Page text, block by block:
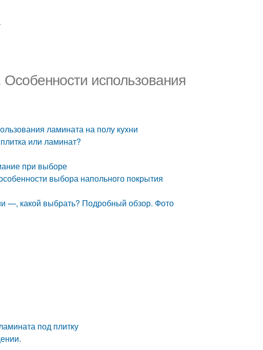
использования
ламината на полу кухни
или ламинат?
при выборе
выбора напольного покрытия
—, какой выбрать? Подробный обзор. Фото
под плитку